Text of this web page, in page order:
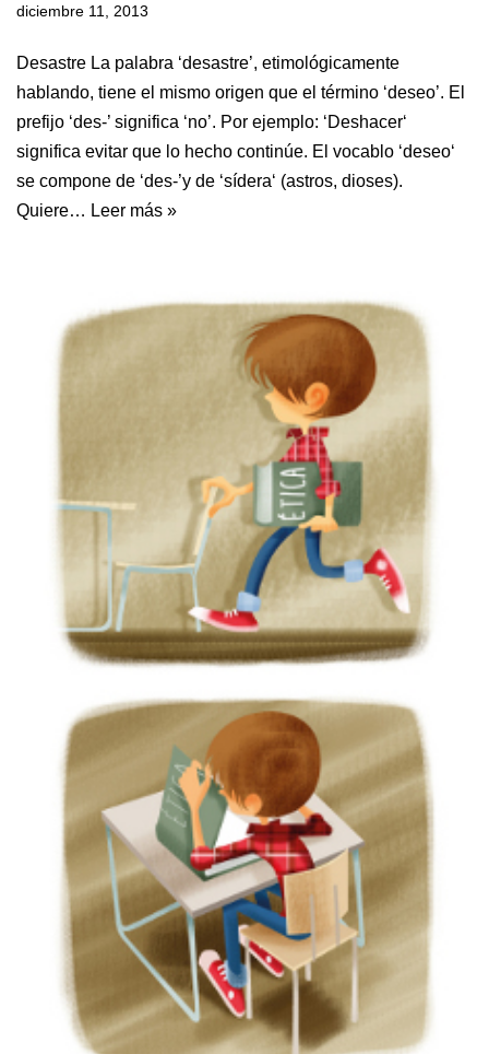
diciembre 11, 2013
Desastre La palabra ‘desastre’, etimológicamente
hablando, tiene el mismo origen que el término ‘deseo’. El
prefijo ‘des-’ significa ‘no’. Por ejemplo: ‘Deshacer‘
significa evitar que lo hecho continúe. El vocablo ‘deseo‘
se compone de ‘des-’y de ‘sídera‘ (astros, dioses).
Quiere… Leer más »